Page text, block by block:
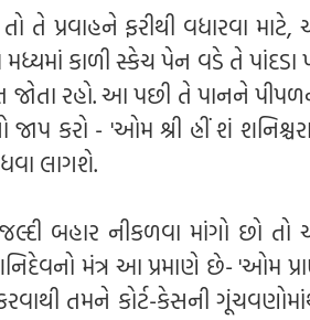
તે પ્રવાહને ફરીથી વધારવા
કાળી સ્કેચ પેન વડે તે પાંદડા
રહો. આ પછી તે પાનને
કરો - 'ઓમ શ્રી હ્રીં શં
લાગશે.
બહાર નીકળવા માંગો છો
મંત્ર આ પ્રમાણે છે- 'ઓમ
તમને કોર્ટ-કેસની